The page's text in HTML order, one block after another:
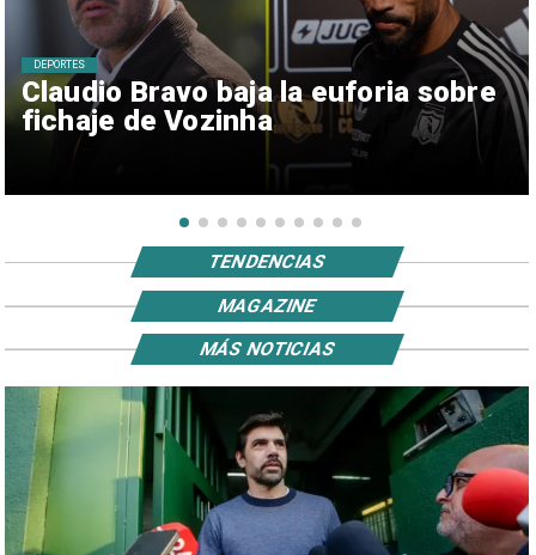
Claudio Bravo baja la euforia sobre
fichaje de Vozinha
DEPORTES
TENDENCIAS
MAGAZINE
MÁS NOTICIAS